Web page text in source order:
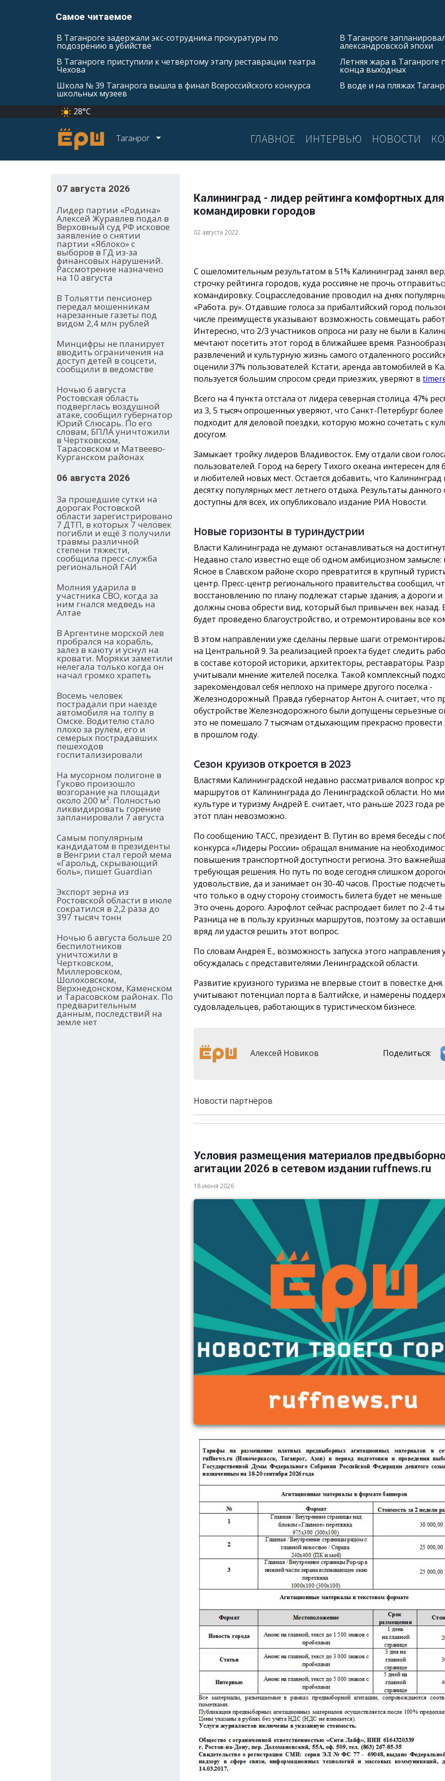
Самое читаемое
В Таганроге задержали экс-сотрудника прокуратуры по
подозрению в убийстве
В Таганроге приступили к четвёртому этапу реставрации театра
Чехова
Школа № 39 Таганрога вышла в финал Всероссийского конкурса
школьных музеев
В Таганроге
александровской эпохи
Летняя жара в Таганроге
конца выходных
В воде и на пляжах
28°C
Таганрог ГЛАВНОЕ ИНТЕРВЬЮ НОВОСТИ
07 августа 2026
Лидер партии «Родина»
Алексей Журавлев подал в
Верховный суд РФ исковое
заявление о снятии
партии «Яблоко» с
выборов в ГД из-за
финансовых нарушений.
Рассмотрение назначено
на 10 августа
В Тольятти пенсионер
передал мошенникам
нарезанные газеты под
видом 2,4 млн рублей
Минцифры не планирует
вводить ограничения на
доступ детей в соцсети,
сообщили в ведомстве
Ночью 6 августа
Ростовская область
подверглась воздушной
атаке, сообщил губернатор
Юрий Слюсарь. По его
словам, БПЛА уничтожили
в Чертковском,
Тарасовском и Матвеево-
Курганском районах
06 августа 2026
За прошедшие сутки на
дорогах Ростовской
области зарегистрировано
7 ДТП, в которых 7 человек
погибли и ещё 3 получили
травмы различной
степени тяжести,
сообщила пресс-служба
региональной ГАИ
Молния ударила в
участника СВО, когда за
ним гнался медведь на
Алтае
В Аргентине морской лев
пробрался на корабль,
залез в каюту и уснул на
кровати. Моряки заметили
нелегала только когда он
начал громко храпеть
Восемь человек
пострадали при наезде
автомобиля на толпу в
Омске. Водителю стало
плохо за рулём, его и
семерых пострадавших
пешеходов
госпитализировали
На мусорном полигоне в
Гуково произошло
возгорание на площади
около 200 м². Полностью
ликвидировать горение
запланировали 7 августа
Самым популярным
кандидатом в президенты
в Венгрии стал герой мема
«Гарольд, скрывающий
боль», пишет Guardian
Экспорт зерна из
Ростовской области в июле
сократился в 2,2 раза до
397 тысяч тонн
Ночью 6 августа больше 20
беспилотников
уничтожили в
Чертковском,
Миллеровском,
Шолоховском,
Верхнедонском, Каменском
и Тарасовском районах. По
предварительным
данным, последствий на
земле нет
Калининград - лидер рейтинга комфортных для
командировки городов
02 августа 2022
С ошеломительным результатом в 51% Калининград занял
строчку рейтинга городов, куда россияне не прочь
командировку. Соцрасследование проводил на днях
«Работа. ру». Отдавшие голоса за прибалтийский город
числе преимуществ указывают возможность совмещать
Интересно, что 2/3 участников опроса ни разу не были в
мечтают посетить этот город в ближайшее время.
развлечений и культурную жизнь самого отдаленного
оценили 37% пользователей. Кстати, аренда автомобилей в
пользуется большим спросом среди приезжих, уверяют в
Всего на 4 пункта отстала от лидера северная столица. 47%
из 3, 5 тысяч опрошенных уверяют, что Санкт-Петербург более
подходит для деловой поездки, которую можно сочетать с
досугом.
Замыкает тройку лидеров Владивосток. Ему отдали свои
пользователей. Город на берегу Тихого океана интересен для
и любителей новых мест. Остается добавить, что
десятку популярных мест летнего отдыха. Результаты данного
доступны для всех, их опубликовало издание РИА Новости.
Новые горизонты в туриндустрии
Власти Калининграда не думают останавливаться на
Недавно стало известно еще об одном амбициозном замысле:
Ясное в Славском районе скоро превратится в крупный
центр. Пресс-центр регионального правительства сообщил,
восстановлению по плану подлежат старые здания, а дороги
должны снова обрести вид, который был привычен век назад.
будет проведено благоустройство, и отремонтированы все
В этом направлении уже сделаны первые шаги:
на Центральной 9. За реализацией проекта будет следить
в составе которой историки, архитекторы, реставраторы.
учитывали мнение жителей поселка. Такой комплексный
зарекомендовал себя неплохо на примере другого поселка -
Железнодорожный. Правда губернатор Антон А. считает, что
обустройстве Железнодорожного были допущены серьезные
это не помешало 7 тысячам отдыхающим прекрасно провести
в прошлом году.
Сезон круизов откроется в 2023
Властями Калининградской недавно рассматривался вопрос
маршрутов от Калининграда до Ленинградской области. Но
культуре и туризму Андрей Е. считает, что раньше 2023 года
этот план невозможно.
По сообщению ТАСС, президент В. Путин во время беседы с
конкурса «Лидеры России» обращал внимание на
повышения транспортной доступности региона. Это
требующая решения. Но путь по воде сегодня слишком
удовольствие, да и занимает он 30-40 часов. Простые
что только в одну сторону стоимость билета будет не меньше
Это очень дорого. Аэрофлот сейчас распродает билет по 2-4
Разница не в пользу круизных маршрутов, поэтому за
вряд ли удастся решить этот вопрос.
По словам Андрея Е., возможность запуска этого направления
обсуждалась с представителями Ленинградской области.
Развитие круизного туризма не впервые стоит в повестке
учитывают потенциал порта в Балтийске, и намерены
судовладельцев, работающих в туристическом бизнесе.
Алексей Новиков Поделиться:
Новости партнёров
Условия размещения материалов
агитации 2026 в сетевом издании ruffnews.ru
18 июня 2026